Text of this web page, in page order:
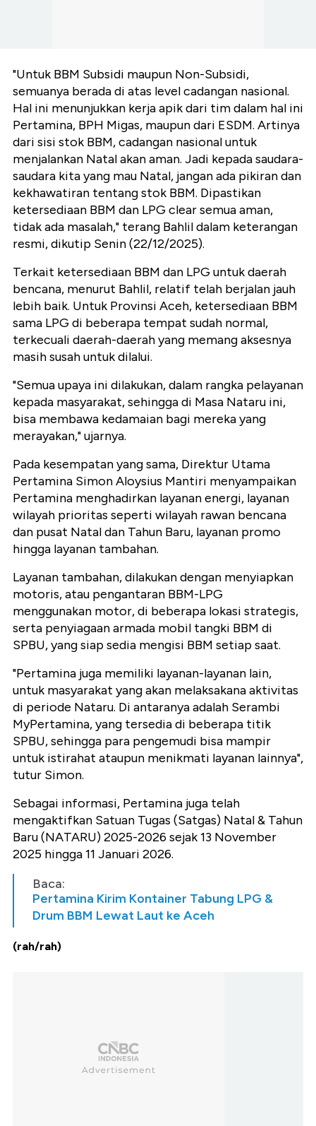
"Untuk BBM Subsidi maupun Non-Subsidi,
semuanya berada di atas level cadangan nasional.
Hal ini menunjukkan kerja apik dari tim dalam hal ini
Pertamina, BPH Migas, maupun dari ESDM. Artinya
dari sisi stok BBM, cadangan nasional untuk
menjalankan Natal akan aman. Jadi kepada saudara-
saudara kita yang mau Natal, jangan ada pikiran dan
kekhawatiran tentang stok BBM. Dipastikan
ketersediaan BBM dan LPG clear semua aman,
tidak ada masalah," terang Bahlil dalam keterangan
resmi, dikutip Senin (22/12/2025).
Terkait ketersediaan BBM dan LPG untuk daerah
bencana, menurut Bahlil, relatif telah berjalan jauh
lebih baik. Untuk Provinsi Aceh, ketersediaan BBM
sama LPG di beberapa tempat sudah normal,
terkecuali daerah-daerah yang memang aksesnya
masih susah untuk dilalui.
"Semua upaya ini dilakukan, dalam rangka pelayanan
kepada masyarakat, sehingga di Masa Nataru ini,
bisa membawa kedamaian bagi mereka yang
merayakan," ujarnya.
Pada kesempatan yang sama, Direktur Utama
Pertamina Simon Aloysius Mantiri menyampaikan
Pertamina menghadirkan layanan energi, layanan
wilayah prioritas seperti wilayah rawan bencana
dan pusat Natal dan Tahun Baru, layanan promo
hingga layanan tambahan.
Layanan tambahan, dilakukan dengan menyiapkan
motoris, atau pengantaran BBM-LPG
menggunakan motor, di beberapa lokasi strategis,
serta penyiagaan armada mobil tangki BBM di
SPBU, yang siap sedia mengisi BBM setiap saat.
"Pertamina juga memiliki layanan-layanan lain,
untuk masyarakat yang akan melaksakana aktivitas
di periode Nataru. Di antaranya adalah Serambi
MyPertamina, yang tersedia di beberapa titik
SPBU, sehingga para pengemudi bisa mampir
untuk istirahat ataupun menikmati layanan lainnya",
tutur Simon.
Sebagai informasi, Pertamina juga telah
mengaktifkan Satuan Tugas (Satgas) Natal & Tahun
Baru (NATARU) 2025-2026 sejak 13 November
2025 hingga 11 Januari 2026.
Baca:
Pertamina Kirim Kontainer Tabung LPG &
Drum BBM Lewat Laut ke Aceh
(rah/rah)